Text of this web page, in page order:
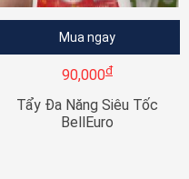
Mua ngay
90,000đ
Tẩy Đa Năng Siêu Tốc
BellEuro